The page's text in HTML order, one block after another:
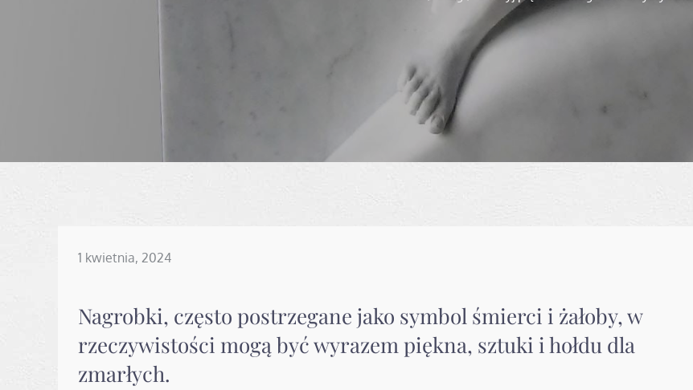
Posted
1 kwietnia, 2024
Nagrobki, często postrzegane jako symbol śmierci i żałoby, w
rzeczywistości mogą być wyrazem piękna, sztuki i hołdu dla
zmarłych.